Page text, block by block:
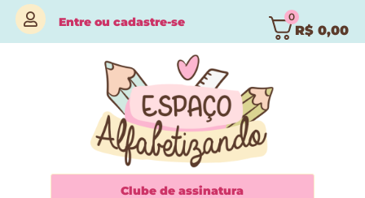
Entre oucadastre-se 0
R$0,00
Clube de assinatura